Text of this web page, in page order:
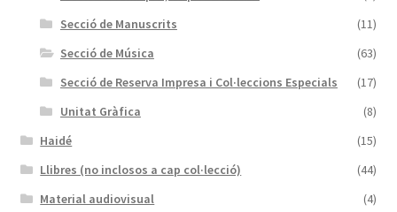
Secció de Manuscrits
(11)
Secció de Música
(63)
Secció de Reserva Impresa i Col·leccions Especials
(17)
Unitat Gràfica
(8)
Haidé
(15)
Llibres (no inclosos a cap col·lecció)
(44)
Material audiovisual
(4)